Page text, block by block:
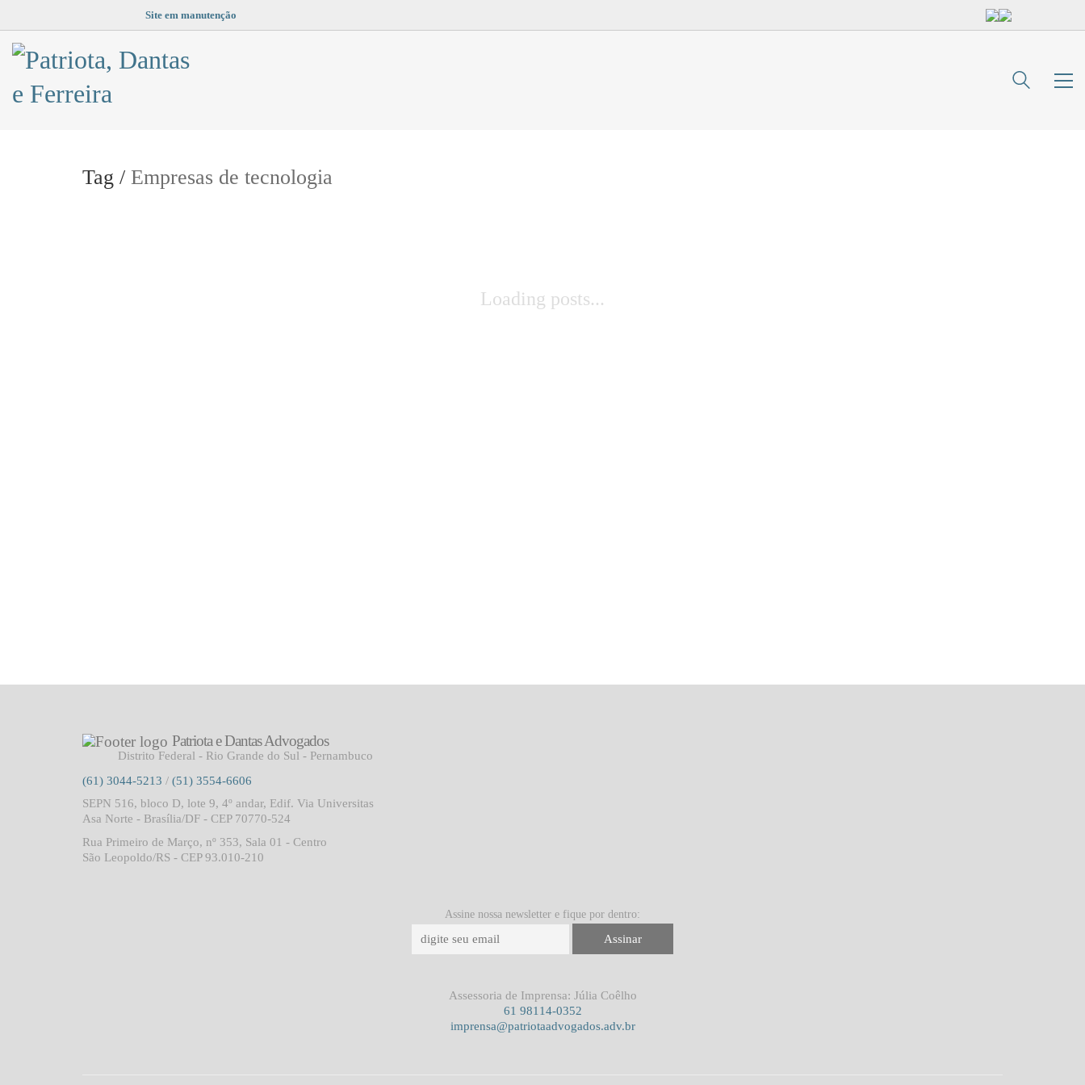
Site em manutenção
Tag / Empresas de tecnologia
Loading posts...
Patriota e Dantas Advogados
Distrito Federal - Rio Grande do Sul - Pernambuco
(61) 3044-5213 / (51) 3554-6606
SEPN 516, bloco D, lote 9, 4º andar, Edif. Via Universitas
Asa Norte - Brasília/DF - CEP 70770-524
Rua Primeiro de Março, nº 353, Sala 01 - Centro
São Leopoldo/RS - CEP 93.010-210
Assine nossa newsletter e fique por dentro:
Assessoria de Imprensa: Júlia Coêlho
61 98114-0352
imprensa@patriotaadvogados.adv.br